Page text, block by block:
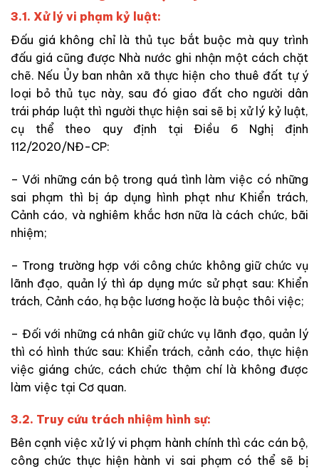
3.1. Xử lý vi phạm kỷ luật:
Đấu giá không chỉ là thủ tục bắt buộc mà quy trình
đấu giá cũng được Nhà nước ghi nhận một cách chặt
chẽ. Nếu Ủy ban nhân xã thực hiện cho thuê đất tự ý
loại bỏ thủ tục này, sau đó giao đất cho người dân
trái pháp luật thì người thực hiện sai sẽ bị xử lý kỷ luật,
cụ thể theo quy định tại Điều 6 Nghị định
112/2020/NĐ-CP:
– Với những cán bộ trong quá tình làm việc có những
sai phạm thì bị áp dụng hình phạt như Khiển trách,
Cảnh cáo, và nghiêm khắc hơn nữa là cách chức, bãi
nhiệm;
– Trong trường hợp với công chức không giữ chức vụ
lãnh đạo, quản lý thì áp dụng mức sử phạt sau: Khiển
trách, Cảnh cáo, hạ bậc lương hoặc là buộc thôi việc;
– Đối với những cá nhân giữ chức vụ lãnh đạo, quản lý
thì có hình thức sau: Khiển trách, cảnh cáo, thực hiện
việc giáng chức, cách chức thậm chí là không được
làm việc tại Cơ quan.
3.2. Truy cứu trách nhiệm hình sự:
Bên cạnh việc xử lý vi phạm hành chính thì các cán bộ,
công chức thực hiện hành vi sai phạm có thể sẽ bị